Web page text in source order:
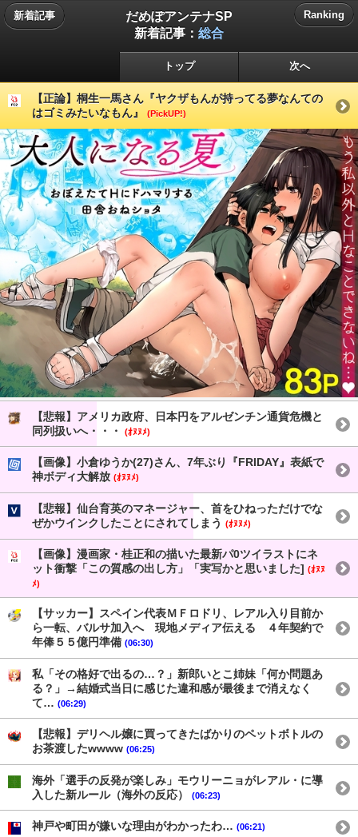
新着記事
だめぽアンテナSP
新着記事： 総合
Ranking
トップ 次へ
【正論】桐生一馬さん『ヤクザもんが持ってる夢なんての
はゴミみたいなもん』
(PickUP!)
【悲報】アメリカ政府、日本円をアルゼンチン通貨危機と
同列扱いへ・・・
(ｵﾇﾇﾒ)
【画像】小倉ゆうか(27)さん、7年ぶり『FRIDAY』表紙で
神ボディ大解放 (ｵﾇﾇﾒ)
【悲報】仙台育英のマネージャー、首をひねっただけでな
ぜかウインクしたことにされてしまう (ｵﾇﾇﾒ)
【画像】漫画家・桂正和の描いた最新パ0ツイラストにネ
ット衝撃「この質感の出し方」「実写かと思いました] (ｵﾇﾇ
ﾒ)
【サッカー】スペイン代表ＭＦロドリ、レアル入り目前か
ら一転、バルサ加入へ 現地メディア伝える ４年契約で
年俸５５億円準備 (06:30)
私「その格好で出るの…？」新郎いとこ姉妹「何か問題あ
る？」→結婚式当日に感じた違和感が最後まで消えなく
て… (06:29)
【悲報】デリヘル嬢に買ってきたばかりのペットボトルの
お茶渡したwwww (06:25)
海外「選手の反発が楽しみ」モウリーニョがレアル・に導
入した新ルール（海外の反応）
(06:23)
神戸や町田が嫌いな理由がわかったわ… (06:21)